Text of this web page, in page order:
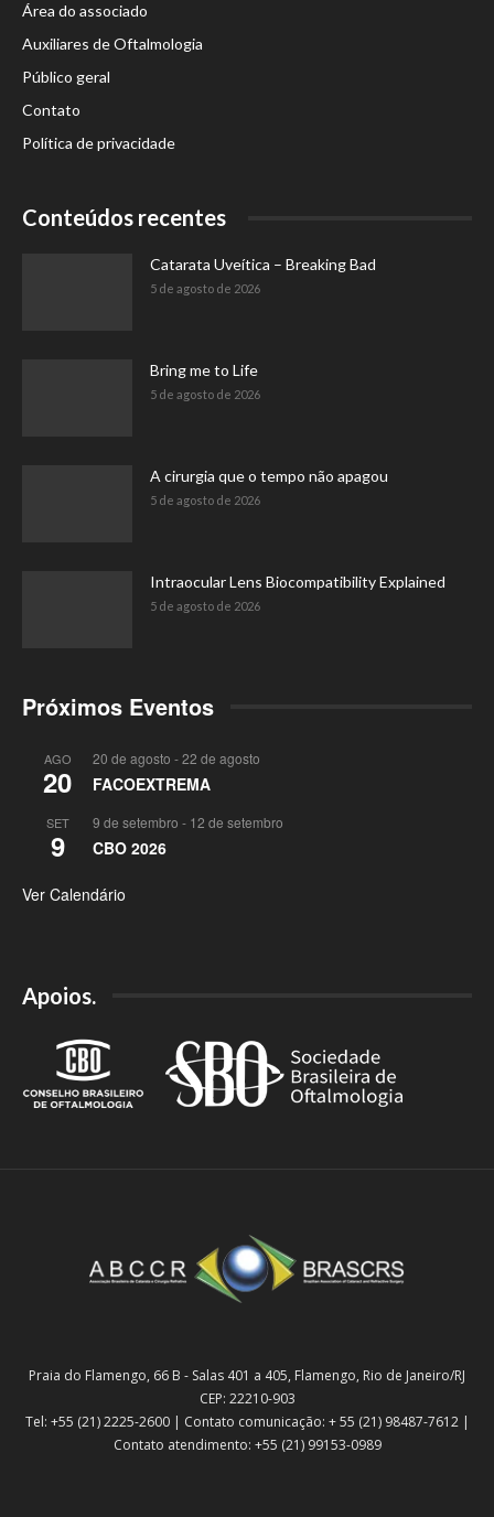
Área do associado
Auxiliares de Oftalmologia
Público geral
Contato
Política de privacidade
Conteúdos recentes
Catarata Uveítica – Breaking Bad
5 de agosto de 2026
Bring me to Life
5 de agosto de 2026
A cirurgia que o tempo não apagou
5 de agosto de 2026
Intraocular Lens Biocompatibility Explained
5 de agosto de 2026
Próximos Eventos
AGO
20
20 de agosto -22 de agosto
FACOEXTREMA
SET
9
9 de setembro - 12 de setembro
CBO 2026
Ver Calendário
Apoios.
Praia do Flamengo, 66 B - Salas 401 a 405, Flamengo, Rio de Janeiro/RJ
CEP: 22210-903
Tel: +55 (21) 2225-2600 | Contato comunicação: + 55 (21) 98487-7612 |
Contato atendimento: +55 (21) 99153-0989